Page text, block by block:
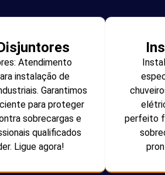
Atendimento
instalação de
Garantimos
para proteger
sobrecargas e
qualificados
Ligue agora!
perfeito